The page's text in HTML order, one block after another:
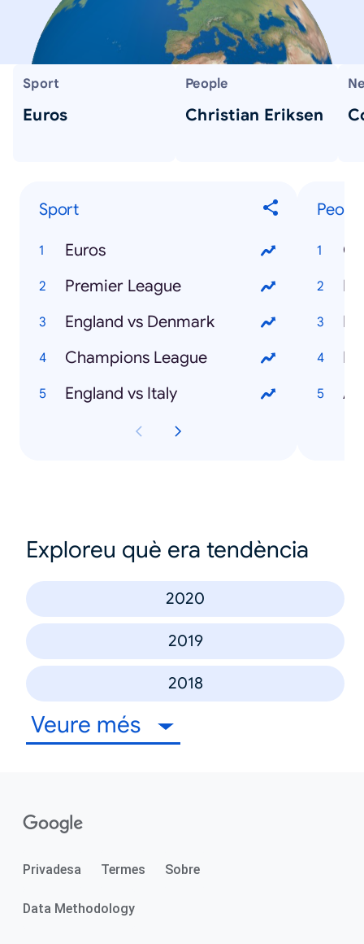
Sport
Euros
People
Christian Eriksen
Sport
Euros
Premier League
England vs Denmark
Champions League
England vs Italy
Exploreu què era tendència
2020
2019
2018
Veure més
Privadesa Termes Sobre
Data Methodology